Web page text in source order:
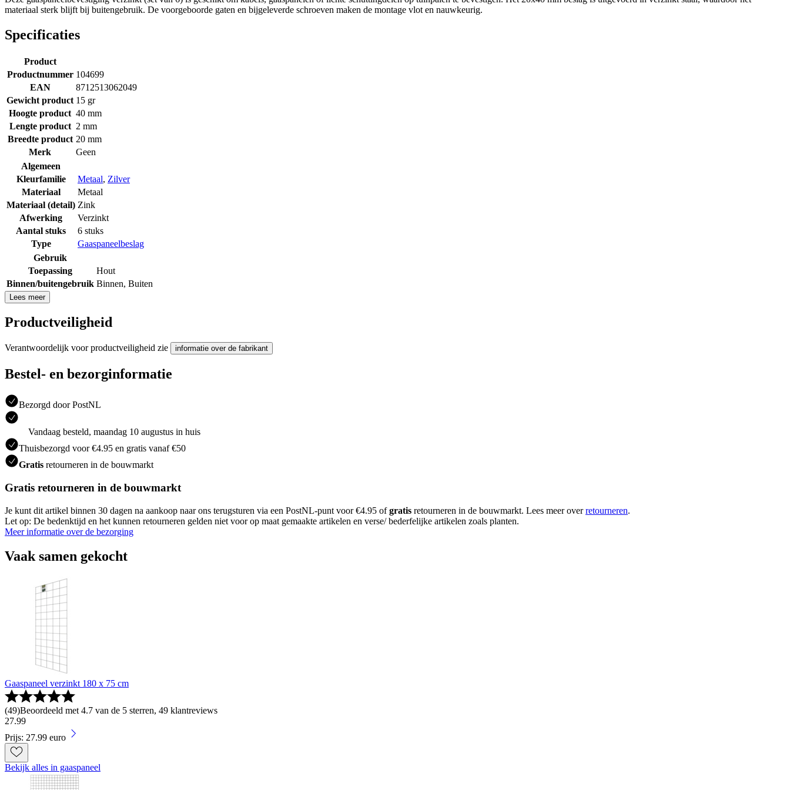
materiaal sterk blijft bij buitengebruik. De voorgeboorde gaten en bijgeleverde schroeven maken de montage vlot en nauwkeurig.
Specificaties
Product
Productnummer 104699
EAN
8712513062049
Gewicht product 15 gr
Hoogte product 40 mm
Lengte product 2 mm
Breedte product 20 mm
Merk
Geen
Algemeen
Kleurfamilie
Metaal, Zilver
Materiaal
Metaal
Materiaal (detail) Zink
Afwerking
Verzinkt
Aantal stuks
6 stuks
Type
Gaaspaneelbeslag
Gebruik
Toepassing
Hout
Binnen/buitengebruik Binnen, Buiten
Lees meer
Productveiligheid
Verantwoordelijk voor productveiligheid zie informatie over de fabrikant
Bestel- en bezorginformatie
Bezorgd door PostNL
Vandaag besteld, maandag 10 augustus in huis
Thuisbezorgd voor €4.95 en gratis vanaf €50
Gratis retourneren in de bouwmarkt
Gratis retourneren in de bouwmarkt
Je kunt dit artikel binnen 30 dagen na aankoop naar ons terugsturen via een PostNL-punt voor €4.95 ofgratis retourneren in de bouwmarkt. Lees meer overretourneren.
Let op: De bedenktijd en het kunnen retourneren gelden niet voor op maat gemaakte artikelen en verse/ bederfelijke artikelen zoals planten.
Meer informatie over de bezorging
Vaak samen gekocht
Gaaspaneel verzinkt 180 x 75 cm
(49)Beoordeeld met 4.7 van de 5 sterren, 49 klantreviews
27.99
Prijs: 27.99 euro
Bekijk alles in gaaspaneel